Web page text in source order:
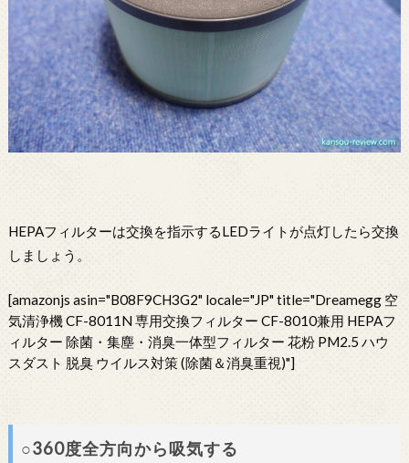
HEPAフィルターは交換を指示するLEDライトが点灯したら交換
しましょう。
[amazonjs asin="B08F9CH3G2" locale="JP" title="Dreamegg 空
気清浄機 CF-8011N 専用交換フィルター CF-8010兼用 HEPAフ
ィルター 除菌・集塵・消臭一体型フィルター 花粉 PM2.5 ハウ
スダスト 脱臭 ウイルス対策 (除菌＆消臭重視)"]
○360度全方向から吸気する